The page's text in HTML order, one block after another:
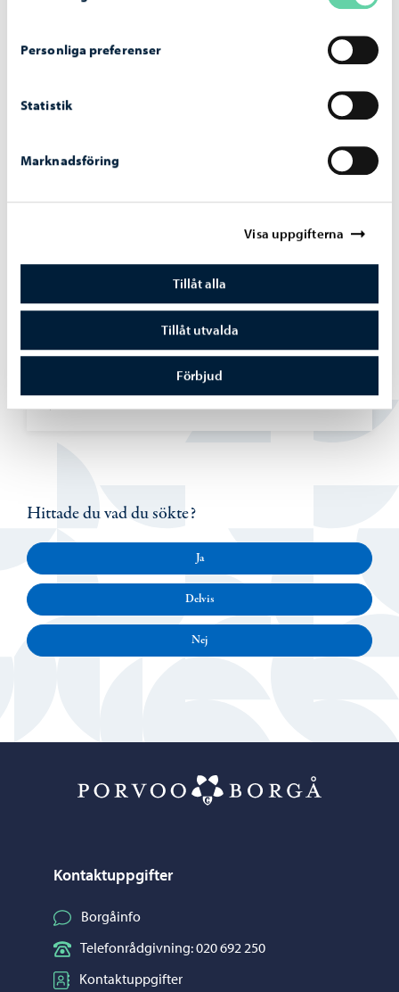
Personliga preferenser
Statistik
Marknadsföring
Visa uppgifterna
Tillåt alla
Tillåt utvalda
Förbjud
Trafik och gator-22.05.2026
Tåg trafikerar museijärnvägen igen – var
försiktig vid plankorsningar
Hittade du vad du sökte?
Ja
Delvis
Nej
Kontaktuppgifter
Borgåinfo
Telefonrådgivning: 020 692 250
Kontaktuppgifter